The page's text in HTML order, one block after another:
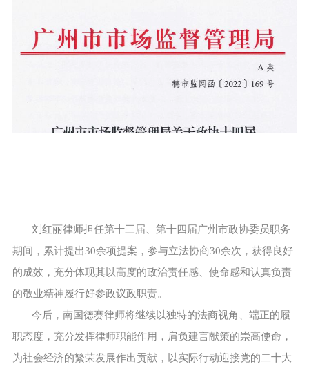
刘红丽律师担任第十三届、第十四届广州市政协委员职务
期间，累计提出30余项提案，参与立法协商30余次，获得良好
的成效，充分体现其以高度的政治责任感、使命感和认真负责
的敬业精神履行好参政议政职责。
今后，南国德赛律师将继续以独特的法商视角、端正的履
职态度，充分发挥律师职能作用，肩负建言献策的崇高使命，
为社会经济的繁荣发展作出贡献，以实际行动迎接党的二十大